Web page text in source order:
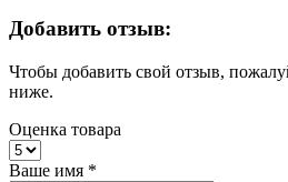
Добавить отзыв:
Чтобы добавить свой отзыв,
ниже.
Оценка товара
Ваше имя *